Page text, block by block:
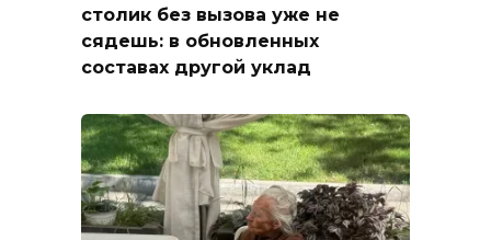
столик без вызова уже не
сядешь: в обновленных
составах другой уклад